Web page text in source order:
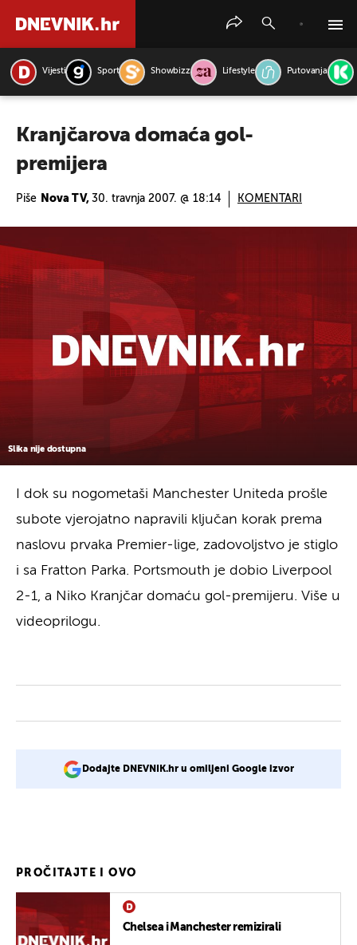
Vijesti Sport Showbizz Lifestyle Putovanja
Kranjčarova domaća gol-
premijera
Piše Nova TV, 30. travnja 2007. @ 18:14 KOMENTARI
Slika nije dostupna
I dok su nogometaši Manchester Uniteda prošle
subote vjerojatno napravili ključan korak prema
naslovu prvaka Premier-lige, zadovoljstvo je stiglo
i sa Fratton Parka. Portsmouth je dobio Liverpool
2-1, a Niko Kranjčar domaću gol-premijeru. Više u
videoprilogu.
Dodajte DNEVNIK.hr u omiljeni Google izvor
PROČITAJTE I OVO
Chelsea i Manchester remizirali
PRETRAŽITE VIJESTI